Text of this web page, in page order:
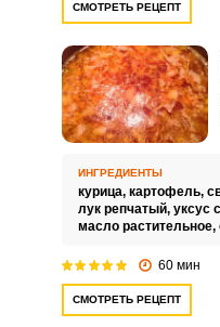
СМОТРЕТЬ РЕЦЕПТ
ИНГРЕДИЕНТЫ
курица, картофель,
лук репчатый, уксус
масло растительное,
60 мин
СМОТРЕТЬ РЕЦЕПТ